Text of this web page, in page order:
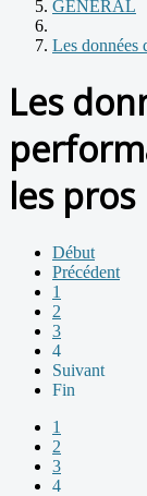
GENERAL
Les données
Les
les pros
Début
Précédent
1
2
3
4
Suivant
Fin
1
2
3
4